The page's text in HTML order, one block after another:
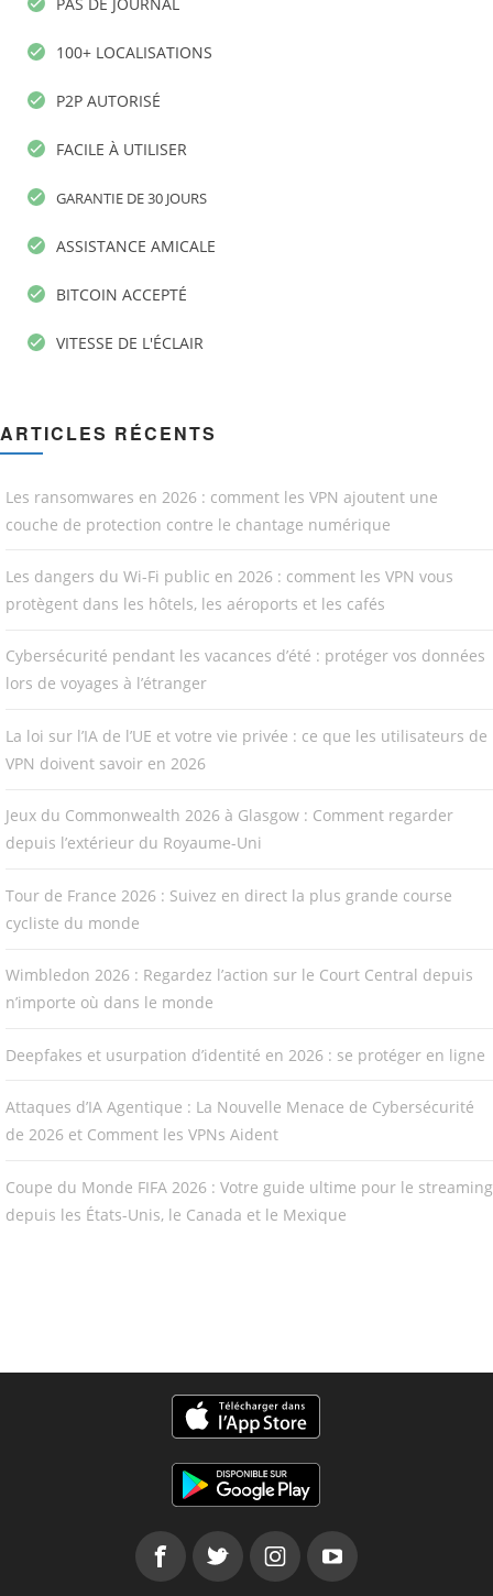
100+ LOCALISATIONS
P2P AUTORISÉ
FACILE À UTILISER
GARANTIE DE 30 JOURS
ASSISTANCE AMICALE
BITCOIN ACCEPTÉ
VITESSE DE L'ÉCLAIR
ARTICLES RÉCENTS
Les ransomwares en 2026 : comment les VPN ajoutent une
couche de protection contre le chantage numérique
Les dangers du Wi-Fi public en 2026 : comment les VPN vous
protègent dans les hôtels, les aéroports et les cafés
Cybersécurité pendant les vacances d’été : protéger vos données
lors de voyages à l’étranger
La loi sur l’IA de l’UE et votre vie privée : ce que les utilisateurs de
VPN doivent savoir en 2026
Jeux du Commonwealth 2026 à Glasgow : Comment regarder
depuis l’extérieur du Royaume-Uni
Tour de France 2026 : Suivez en direct la plus grande course
cycliste du monde
Wimbledon 2026 : Regardez l’action sur le Court Central depuis
n’importe où dans le monde
Deepfakes et usurpation d’identité en 2026 : se protéger en ligne
Attaques d’IA Agentique : La Nouvelle Menace de Cybersécurité
de 2026 et Comment les VPNs Aident
Coupe du Monde FIFA 2026 : Votre guide ultime pour le streaming
depuis les États-Unis, le Canada et le Mexique